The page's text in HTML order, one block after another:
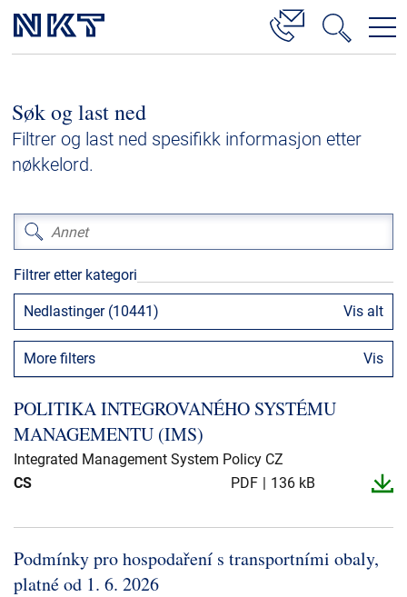
Høyspenningskabelløsninger
Kabelservice
Lavspenning
Høyspenningskabeltilbehør
Mellomspenningskabeltilbehør
Referanser
Nedlastinger
Presse og arrangementer
Om oss
Søk og last ned
Filtrer og last ned spesifikk informasjon etter
nøkkelord.
Filtrer etter kategori
Nedlastinger (10441) Vis alt
More filters Vis
POLITIKA INTEGROVANÉHO SYSTÉMU
MANAGEMENTU (IMS)
Integrated Management System Policy CZ
CS
PDF 136 kB
Podmínky pro hospodaření s transportními obaly,
platné od 1.​ 6.​ 2026